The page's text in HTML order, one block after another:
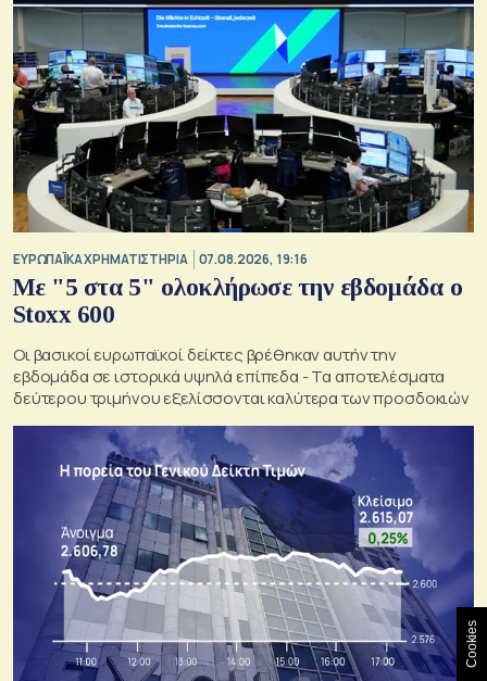
ΕΥΡΩΠΑΪΚΑ ΧΡΗΜΑΤΙΣΤΗΡΙΑ 07.08.2026, 19:16
Με "5 στα 5" ολοκλήρωσε την εβδομάδα ο
Stoxx 600
Οι βασικοί ευρωπαϊκοί δείκτες βρέθηκαν αυτήν την
εβδομάδα σε ιστορικά υψηλά επίπεδα - Τα αποτελέσματα
δεύτερου τριμήνου εξελίσσονται καλύτερα των προσδοκιών
Cookies